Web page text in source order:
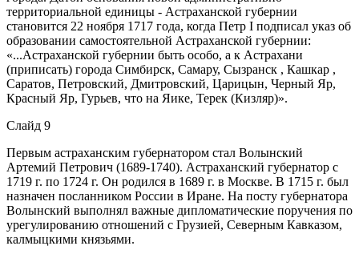
территориальной единицы - Астраханской губернии
становится 22 ноября 1717 года, когда Петр I подписал указ об
образовании самостоятельной Астраханской губернии:
«...Астраханской губернии быть особо, а к Астрахани
(приписать) города Симбирск, Самару, Сызранск , Кашкар ,
Саратов, Петровский, Дмитровский, Царицын, Черный Яр,
Красный Яр, Гурьев, что на Яике, Терек (Кизляр)».
Слайд 9
Первым астраханским губернатором стал Волынский
Артемий Петрович (1689-1740). Астраханский губернатор с
1719 г. по 1724 г. Он родился в 1689 г. в Москве. В 1715 г. был
назначен посланником России в Иране. На посту губернатора
Волынский выполнял важные дипломатические поручения по
урегулированию отношений с Грузией, Северным Кавказом,
калмыцкими князьями.